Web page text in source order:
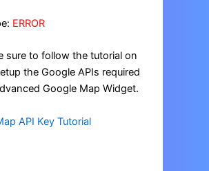
ERROR
sure to follow the tutorial on
the Google APIs required
Google Map Widget.
API Key Tutorial